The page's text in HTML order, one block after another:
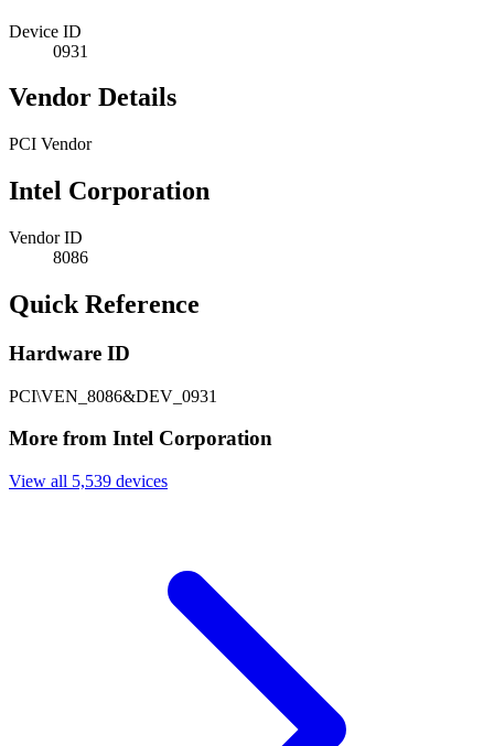
Device ID
0931
Vendor Details
PCI Vendor
Intel Corporation
Vendor ID
8086
Quick Reference
Hardware ID
PCI\VEN_8086&DEV_0931
More from Intel Corporation
View all 5,539 devices